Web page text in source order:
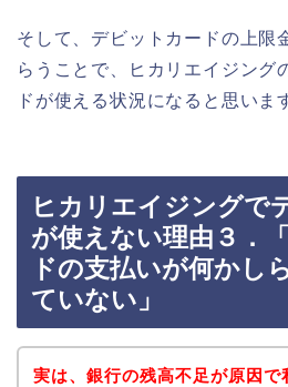
そして、デビットカードの上限
らうことで、ヒカリエイジング
ドが使える状況になると思いま
ヒカリエイジングで
が使えない理由３．
ドの支払いが何かし
ていない」
実は、銀行の残高不足が原因で